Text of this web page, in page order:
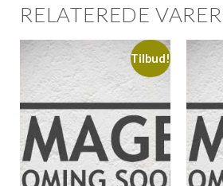
RELATEREDE VARER
Tilbud!